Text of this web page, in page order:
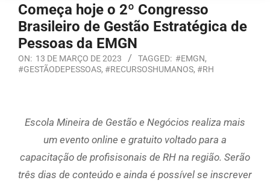
Começa hoje o 2º Congresso
Brasileiro de Gestão Estratégica de
Pessoas da EMGN
ON: 13 DE MARÇO DE 2023 TAGGED: #EMGN,
#GESTÃODEPESSOAS, #RECURSOSHUMANOS, #RH
Escola Mineira de Gestão e Negócios realiza mais
um evento online e gratuito voltado para a
capacitação de profisisonais de RH na região. Serão
três dias de conteúdo e ainda é possível se inscrever